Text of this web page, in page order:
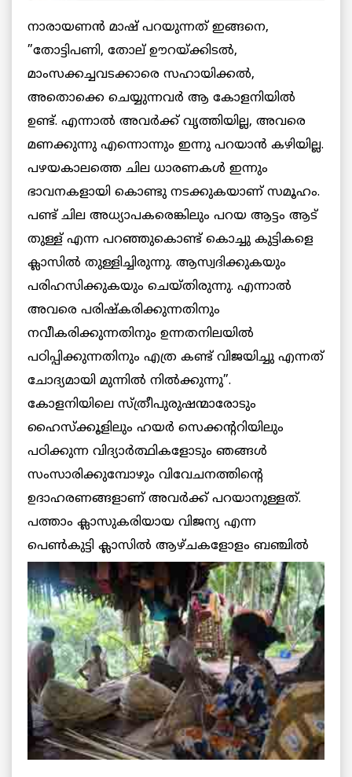
നാരായണന്‍ മാഷ് പറയുന്നത് ഇങ്ങനെ,
”തോട്ടിപണി, തോല് ഊറയ്ക്കിടല്‍,
മാംസക്കച്ചവടക്കാരെ സഹായിക്കല്‍,
അതൊക്കെ ചെയ്യുന്നവര്‍ ആ കോളനിയില്‍
ഉണ്ട്. എന്നാല്‍ അവര്‍ക്ക് വൃത്തിയില്ല, അവരെ
മണക്കുന്നു എന്നൊന്നും ഇന്നു പറയാന്‍ കഴിയില്ല.
പഴയകാലത്തെ ചില ധാരണകള്‍ ഇന്നും
ഭാവനകളായി കൊണ്ടു നടക്കുകയാണ് സമൂഹം.
പണ്ട് ചില അധ്യാപകരെങ്കിലും പറയ ആട്ടം ആട്
തുള്ള് എന്ന പറഞ്ഞുകൊണ്ട് കൊച്ചു കുട്ടികളെ
ക്ലാസില്‍ തുള്ളിച്ചിരുന്നു. ആസ്വദിക്കുകയും
പരിഹസിക്കുകയും ചെയ്തിരുന്നു. എന്നാല്‍
അവരെ പരിഷ്‌കരിക്കുന്നതിനും
നവീകരിക്കുന്നതിനും ഉന്നതനിലയില്‍
പഠിപ്പിക്കുന്നതിനും എത്ര കണ്ട് വിജയിച്ചു എന്നത്
ചോദ്യമായി മുന്നില്‍ നില്‍ക്കുന്നു”.
കോളനിയിലെ സ്ത്രീപുരുഷന്മാരോടും
ഹൈസ്‌ക്കൂളിലും ഹയര്‍ സെക്കന്ററിയിലും
പഠിക്കുന്ന വിദ്യാര്‍ത്ഥികളോടും ഞങ്ങള്‍
സംസാരിക്കുമ്പോഴും വിവേചനത്തിന്റെ
ഉദാഹരണങ്ങളാണ് അവര്‍ക്ക് പറയാനുള്ളത്.
പത്താം ക്ലാസുകരിയായ വിജന്യ എന്ന
പെണ്‍കുട്ടി ക്ലാസില്‍ ആഴ്ചകളോളം ബഞ്ചില്‍